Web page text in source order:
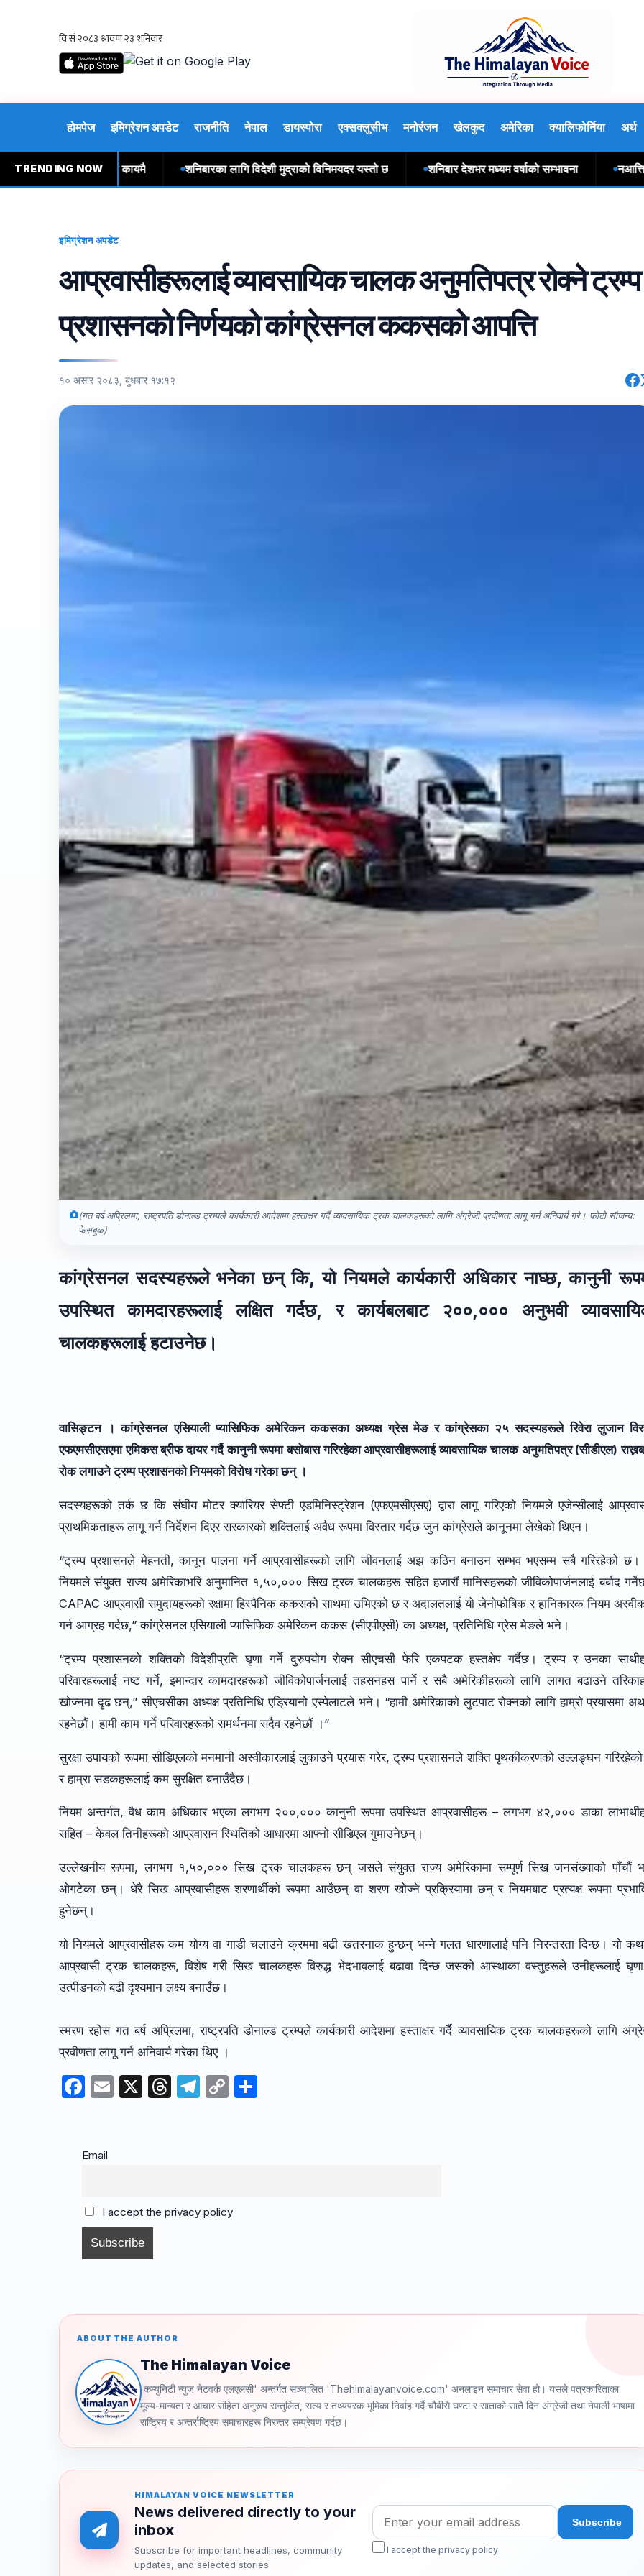
होमपेज इमिग्रेशन अपडेट राजनीति नेपाल डायस्पोरा एक्सक्लुसीभ मनोरंजन खेलकुद अमेरिका क्यालिफोर्निया अर्थ
TRENDING NOW
वितरण : सुर्खेतमा अभाव कायमै शनिबारका लागि विदेशी मुद्राको विनिमयदर यस्तो छ शनिबार देशभर मध्यम वर्षाको सम्भावना
इमिग्रेशन अपडेट
आप्रवासीहरूलाई व्यावसायिक चालक अनुमतिपत्र रोक्ने ट्रम्प
प्रशासनको निर्णयको कांग्रेसनल ककसको आपत्ति
१० असार २०८३, बुधबार १७:१२
(गत बर्ष अप्रिलमा, राष्ट्रपति डोनाल्ड ट्रम्पले कार्यकारी आदेशमा हस्ताक्षर गर्दै व्यावसायिक ट्रक चालकहरूको लागि अंग्रेजी प्रवीणता लागू गर्न अनिवार्य गरे। फोटो सौजन्य:
फेसबुक)
कांग्रेसनल सदस्यहरूले भनेका छन् कि, यो नियमले कार्यकारी अधिकार नाघ्छ, कानुनी
उपस्थित कामदारहरूलाई लक्षित गर्दछ, र कार्यबलबाट २००,००० अनुभवी
चालकहरूलाई हटाउनेछ।
वासिङ्टन । कांग्रेसनल एसियाली प्यासिफिक अमेरिकन ककसका अध्यक्ष ग्रेस मेङ र कांग्रेसका २५ सदस्यहरूले रिवेरा लुजान
एफएमसीएसएमा एमिकस ब्रीफ दायर गर्दै कानुनी रूपमा बसोबास गरिरहेका आप्रवासीहरूलाई व्यावसायिक चालक अनुमतिपत्र (सीडीएल)
रोक लगाउने ट्रम्प प्रशासनको नियमको विरोध गरेका छन् ।
सदस्यहरूको तर्क छ कि संघीय मोटर क्यारियर सेफ्टी एडमिनिस्ट्रेशन (एफएमसीएसए) द्वारा लागू गरिएको नियमले एजेन्सीलाई
प्राथमिकताहरू लागू गर्न निर्देशन दिएर सरकारको शक्तिलाई अवैध रूपमा विस्तार गर्दछ जुन कांग्रेसले कानूनमा लेखेको थिएन।
“ट्रम्प प्रशासनले मेहनती, कानून पालना गर्ने आप्रवासीहरूको लागि जीवनलाई अझ कठिन बनाउन सम्भव भएसम्म सबै गरिरहेको छ।
नियमले संयुक्त राज्य अमेरिकाभरि अनुमानित १,५०,००० सिख ट्रक चालकहरू सहित हजारौं मानिसहरूको जीविकोपार्जनलाई बर्बाद
CAPAC आप्रवासी समुदायहरूको रक्षामा हिस्पैनिक ककसको साथमा उभिएको छ र अदालतलाई यो जेनोफोबिक र हानिकारक नियम
गर्न आग्रह गर्दछ,” कांग्रेसनल एसियाली प्यासिफिक अमेरिकन ककस (सीएपीएसी) का अध्यक्ष, प्रतिनिधि ग्रेस मेङले भने।
“ट्रम्प प्रशासनको शक्तिको विदेशीप्रति घृणा गर्ने दुरुपयोग रोक्न सीएचसी फेरि एकपटक हस्तक्षेप गर्दैछ। ट्रम्प र उनका
परिवारहरूलाई नष्ट गर्ने, इमान्दार कामदारहरूको जीविकोपार्जनलाई तहसनहस पार्ने र सबै अमेरिकीहरूको लागि लागत बढाउने
खोज्नमा दृढ छन्,” सीएचसीका अध्यक्ष प्रतिनिधि एड्रियानो एस्पेलाटले भने। “हामी अमेरिकाको लुटपाट रोक्नको लागि हाम्रो प्रयासमा
रहनेछौं। हामी काम गर्ने परिवारहरूको समर्थनमा सदैव रहनेछौं ।”
सुरक्षा उपायको रूपमा सीडिएलको मनमानी अस्वीकारलाई लुकाउने प्रयास गरेर, ट्रम्प प्रशासनले शक्ति पृथकीकरणको उल्लङ्घन
र हाम्रा सडकहरूलाई कम सुरक्षित बनाउँदैछ।
नियम अन्तर्गत, वैध काम अधिकार भएका लगभग २००,००० कानुनी रूपमा उपस्थित आप्रवासीहरू – लगभग ४२,००० डाका
सहित – केवल तिनीहरूको आप्रवासन स्थितिको आधारमा आफ्नो सीडिएल गुमाउनेछन्।
उल्लेखनीय रूपमा, लगभग १,५०,००० सिख ट्रक चालकहरू छन् जसले संयुक्त राज्य अमेरिकामा सम्पूर्ण सिख जनसंख्याको पाँचौं
ओगटेका छन्। धेरै सिख आप्रवासीहरू शरणार्थीको रूपमा आउँछन् वा शरण खोज्ने प्रक्रियामा छन् र नियमबाट प्रत्यक्ष रूपमा
हुनेछन्।
यो नियमले आप्रवासीहरू कम योग्य वा गाडी चलाउने क्रममा बढी खतरनाक हुन्छन् भन्ने गलत धारणालाई पनि निरन्तरता दिन्छ। यो
आप्रवासी ट्रक चालकहरू, विशेष गरी सिख चालकहरू विरुद्ध भेदभावलाई बढावा दिन्छ जसको आस्थाका वस्तुहरूले उनीहरूलाई
उत्पीडनको बढी दृश्यमान लक्ष्य बनाउँछ।
स्मरण रहोस गत बर्ष अप्रिलमा, राष्ट्रपति डोनाल्ड ट्रम्पले कार्यकारी आदेशमा हस्ताक्षर गर्दै व्यावसायिक ट्रक चालकहरूको लागि
प्रवीणता लागू गर्न अनिवार्य गरेका थिए ।
F
e
o
o
k
E
X
T
s
T
m
C
k
Email
I accept the privacy policy
ABOUT THE AUTHOR
The Himalayan Voice
'कम्युनिटी न्युज नेटवर्क एलएलसी' अन्तर्गत सञ्चालित 'Thehimalayanvoice.com' अनलाइन समाचार सेवा हो। यसले पत्रकारिताका
मूल्य-मान्यता र आचार संहिता अनुरूप सन्तुलित, सत्य र तथ्यपरक भूमिका निर्वाह गर्दै चौबीसै घण्टा र साताको सातै दिन अंग्रेजी तथा नेपाली भाषामा
राष्ट्रिय र अन्तर्राष्ट्रिय समाचारहरू निरन्तर सम्प्रेषण गर्दछ।
HIMALAYAN VOICE NEWSLETTER
News delivered directly to your
inbox
Subscribe for important headlines, community
updates, and selected stories.
I accept the privacy policy